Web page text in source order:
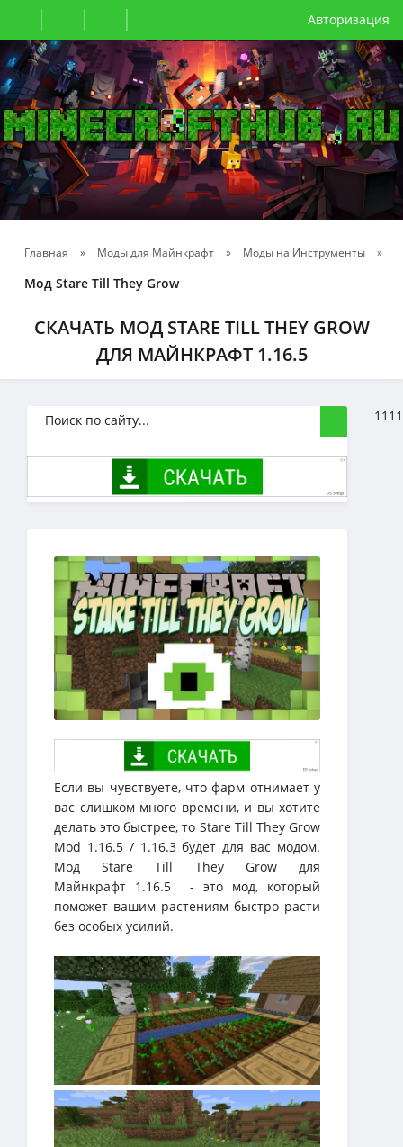
Авторизация
Главная » Моды для Майнкрафт » Моды на Инструменты »
Мод Stare Till They Grow
СКАЧАТЬ МОД STARE TILL THEY GROW
ДЛЯ МАЙНКРАФТ 1.16.5
Если вы чувствуете, что фарм отнимает у
вас слишком много времени, и вы хотите
делать это быстрее, то Stare Till They Grow
Mod 1.16.5 / 1.16.3 будет для вас модом.
Мод Stare Till They Grow для
Майнкрафт 1.16.5 - это мод, который
поможет вашим растениям быстро расти
без особых усилий.
1111